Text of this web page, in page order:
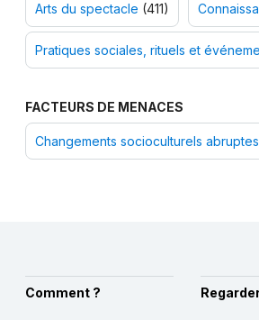
Arts du spectacle (411)
Pratiques sociales, rituels et
FACTEURS DE MENACES
Changements socioculturels abruptes
Comment ?